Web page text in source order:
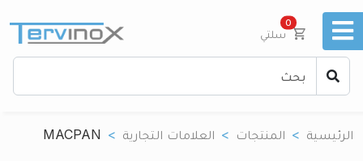
0
unread messages
سلتي
الرئيسية المنتجات العلامات التجارية MACPAN